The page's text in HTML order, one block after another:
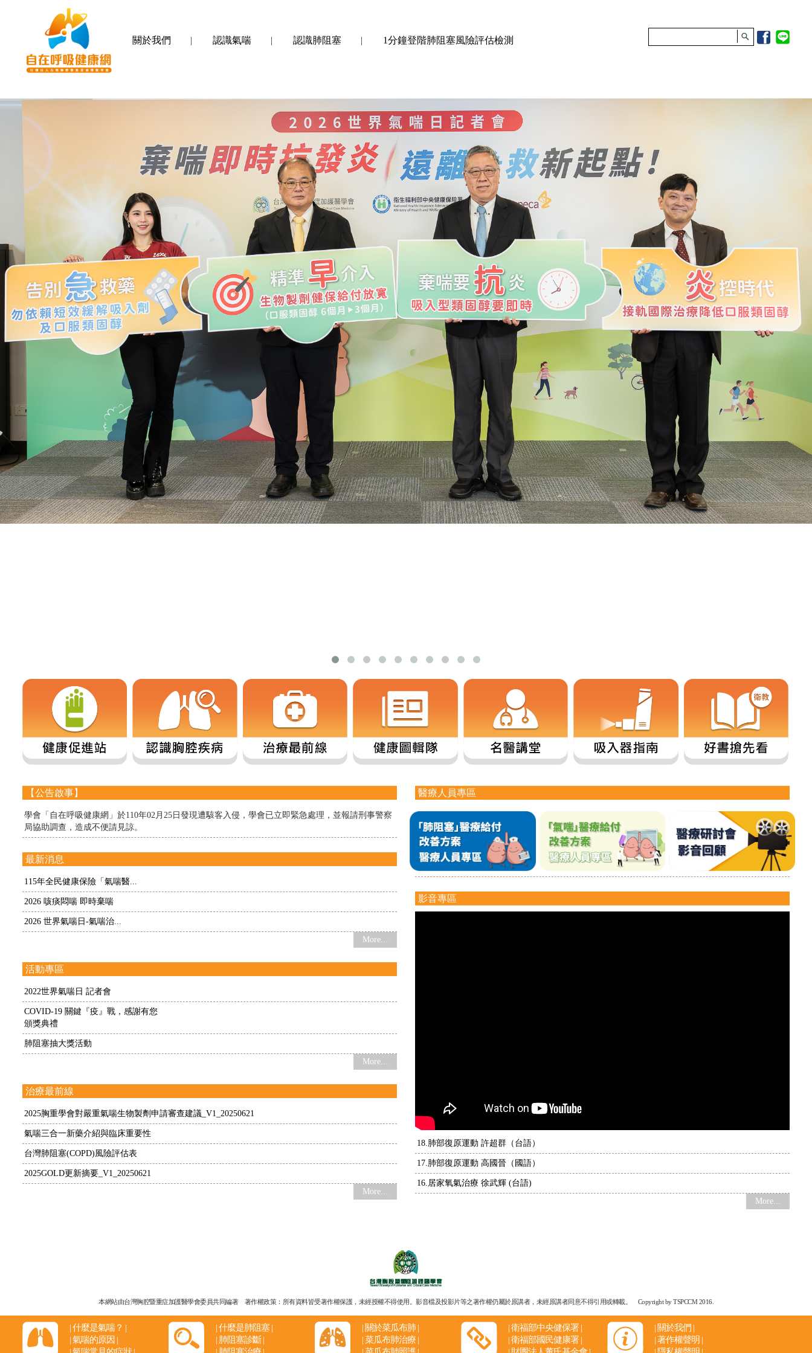
關於我們 認識氣喘 認識肺阻塞 1分鐘登階肺阻塞風險評估檢測
【公告啟事】
學會「自在呼吸健康網」於110年02月25日發現遭駭客入侵，學會已立即緊急處理，並報請刑事警察
局協助調查，造成不便請見諒。
最新消息
115年全民健康保險「氣喘醫...
2026 咳痰悶喘 即時棄喘
2026 世界氣喘日-氣喘治...
More...
活動專區
2022世界氣喘日 記者會
COVID-19 關鍵『疫』戰，感謝有您
頒獎典禮
肺阻塞抽大獎活動
More...
治療最前線
2025胸重學會對嚴重氣喘生物製劑申請審查建議_V1_20250621
氣喘三合一新藥介紹與臨床重要性
台灣肺阻塞(COPD)風險評估表
2025GOLD更新摘要_V1_20250621
More...
醫療人員專區
影音專區
18.肺部復原運動 許超群（台語）
17.肺部復原運動 高國晉（國語）
16.居家氧氣治療 徐武輝 (台語)
More...
本網站由台灣胸腔暨重症加護醫學會委員共同編著 著作權政策：所有資料皆受著作權保護，未經授權不得使用。影音檔及投影片等之著作權仍屬於原講者，未經原講者同意不得引用或轉載。 Copyright by TSPCCM 2016.
|什麼是氣喘？ |
|氣喘的原因 |
|什麼是肺阻塞|
| 肺阻塞診斷|
| 關於菜瓜布肺|
|菜瓜布肺治療|
|衛福部中央健保署|
|衛福部國民健康署|
| 關於我們 |
|著作權聲明 |